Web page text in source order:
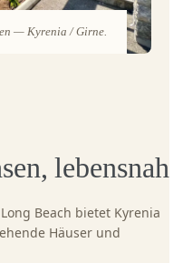
— Kyrenia / Girne.
lebensnah
Beach bietet Kyrenia
Häuser und